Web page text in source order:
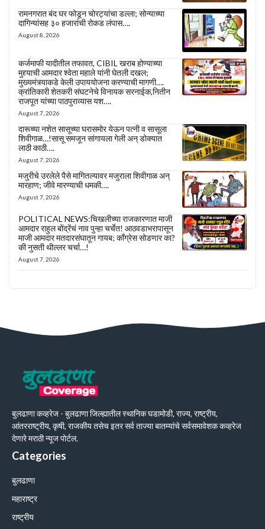
रामनगरात बंद घर फोडून चोरट्यांचा डल्ला; सोन्याच्या
दागिन्यांसह ३० हजारांची रोकड लंपास….
August 8, 2026
कर्जमाफी यादीतील तफावत, CIBIL खराब होण्याच्या
मुद्द्याची आमदार श्वेता महाले यांनी घेतली दखल;
मुख्यमंत्र्याकडे केली उपाययोजना करण्याची मागणी….
क्रांतिकारी शेतकरी संघटनेचे विनायक सरनाईक,नितीन
राजपूत यांच्या पाठपुराव्यास यश….
August 7, 2026
दारूच्या नशेत सासूच्या घरासमोर येऊन पत्नी व सासूला
शिवीगाळ…!सासू समजून सांगायला गेली अन् डोक्यात
लाठी काठी….
August 7, 2026
मजुरीचे उरलेले पैसे मागितल्यावर मजुराला शिवीगाळ अन्
मारहाण; जीवे मारण्याची धमकी….
August 7, 2026
POLITICAL NEWS:चिखलीच्या राजकारणात माजी
आमदार राहुल बोंद्रेंचं नाव पुन्हा चर्चेत! आठवडाभरापासून
माजी आमदार मतदारसंघातून गायब; काँग्रेस सोडणार का?
की नुसती थील्लर चर्चा…!
August 7, 2026
बुलढाणा कव्हरेज - बुलढाणा जिल्ह्यातील स्थानिक घडामोडी, राज्य, राष्ट्रीय,
आंतरराष्ट्रीय, कृषी, राजकीय तसेच इतर सर्व ताज्या बातम्यांचे सर्वसमावेशक कव्हरेज
देणारे मराठी न्यूज पोर्टल.
Categories
बुलढाणा
महाराष्ट्र
राष्ट्रीय